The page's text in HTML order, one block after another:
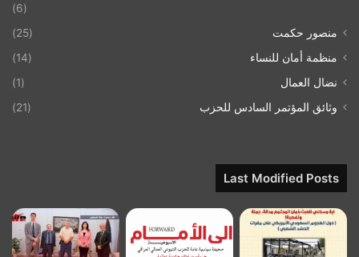
(6)
منصور حكمت
(25)
منظمة أمان للنساء
(14)
نضال العمال
(1)
وثائق المؤتمر السادس للحزب
(21)
Last Modified Posts